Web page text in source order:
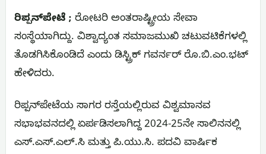
ರಿಪ್ಪನ್‌ಪೇಟೆ ; ರೋಟರಿ ಅಂತರಾಷ್ಟ್ರೀಯ ಸೇವಾ
ಸಂಸ್ಥೆಯಾಗಿದ್ದು. ವಿಶ್ವಾದ್ಯಂತ ಸಮಾಜಮುಖಿ ಚಟುವಟಿಕೆಗಳಲ್ಲಿ
ತೊಡಗಿಸಿಕೊಂಡಿದೆ ಎಂದು ಡಿಸ್ಟ್ರಿಕ್ ಗವರ್ನರ್ ರೊ.ಬಿ.ಎಂ.ಭಟ್
ಹೇಳಿದರು.
ರಿಪ್ಪನ್‌ಪೇಟೆಯ ಸಾಗರ ರಸ್ತೆಯಲ್ಲಿರುವ ವಿಶ್ವಮಾನವ
ಸಭಾಭವನದಲ್ಲಿ ಏರ್ಪಡಿಸಲಾಗಿದ್ದ 2024-25ನೇ ಸಾಲಿನನಲ್ಲಿ
ಎಸ್.ಎಸ್.ಎಲ್.ಸಿ ಮತ್ತು ಪಿ.ಯು.ಸಿ. ಪದವಿ ವಾರ್ಷಿಕ